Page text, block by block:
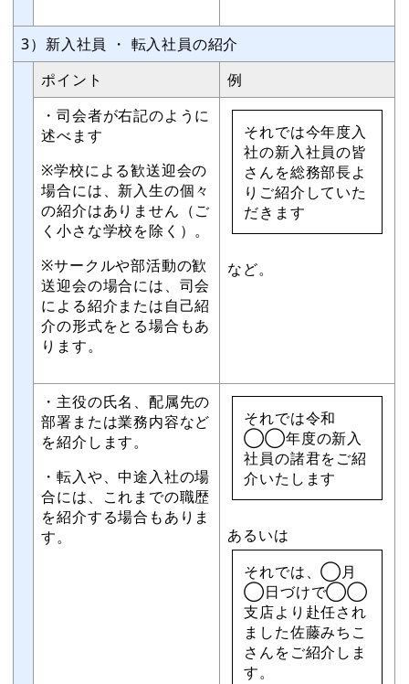
3）新入社員 ・ 転入社員の紹介
ポイント
例
・司会者が右記のように
述べます
※学校による歓送迎会の
場合には、新入生の個々
の紹介はありません（ご
く小さな学校を除く）。
※サークルや部活動の歓
送迎会の場合には、司会
による紹介または自己紹
介の形式をとる場合もあ
ります。
それでは今年度入
社の新入社員の皆
さんを総務部長よ
りご紹介していた
だきます
など。
・主役の氏名、配属先の
部署または業務内容など
を紹介します。
・転入や、中途入社の場
合には、これまでの職歴
を紹介する場合もありま
す。
それでは令和
◯◯年度の新入
社員の諸君をご紹
介いたします
あるいは
それでは、◯月
◯日づけで◯◯
支店より赴任され
ました佐藤みちこ
さんをご紹介しま
す。